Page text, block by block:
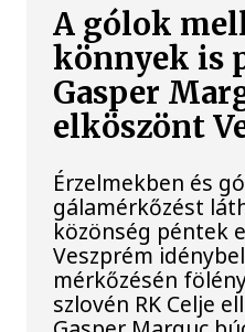
A gólok
könnyek is
Gasper
elköszönt
Érzelmekben és
gálamérkőzést
közönség péntek
Veszprém
mérkőzésén
szlovén RK Celje